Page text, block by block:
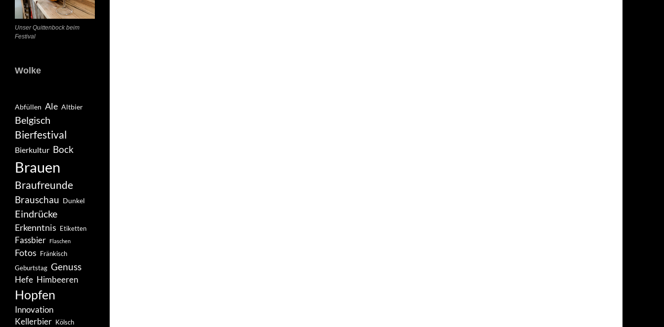
Unser Quittenbock beim
Festival
Wolke
Abfüllen Ale Altbier
Belgisch
Bierfestival
Bierkultur Bock
Brauen
Braufreunde
Brauschau Dunkel
Eindrücke
Erkenntnis Etiketten
Fassbier Flaschen
Fotos Fränkisch
Geburtstag Genuss
Hefe Himbeeren
Hopfen
Innovation
Kellerbier Kölsch